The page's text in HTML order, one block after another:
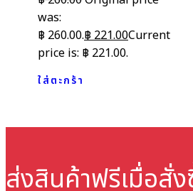
was:
฿ 260.00.฿221.00Current
price is: ฿ 221.00.
ใส่ตะกร้า
ส่งสินค้าฟรีเมื่อสั่